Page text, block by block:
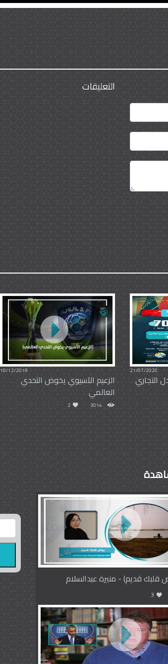
التعليقات
21/07/2020
التجاري
10/12/2019
الزعيم الآسيوي يخوض التحدي
العالمي
3014
2
قلبك قديم) - منيرة عبدالسلام
3